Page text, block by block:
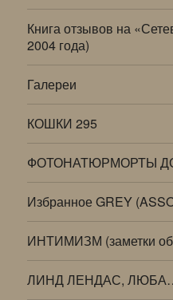
Книга отзывов на
2004 года)
Галереи
КОШКИ 295
ФОТОНАТЮРМОРТЫ
Избранное GREY
ИНТИМИЗМ (заметки об
ЛИНД ЛЕНДАС,